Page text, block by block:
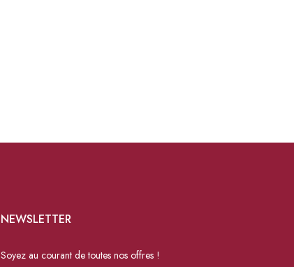
NEWSLETTER
Soyez au courant de toutes nos offres !